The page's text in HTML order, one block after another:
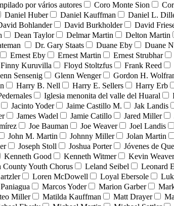
por vários autores Coro Monte Sion
Daniel Huber Daniel Kauffman Daniel L.
Bohlander David Burkholder David
Dean Taylor Delmar Martin Delton Martin
Dr. Gary Staats Duane Eby Duane
Ernest Eby Ernest Martin Ernest Strubhar
Finny Kuruvilla Floyd Stoltzfus Frank Reed
Sensenig Glenn Wenger Gordon H.
Harry B. Nell Harry E. Sellers Harry Erb
Iglesia menonita del valle del Huaral
Jacinto Yoder Jaime Castillo M. Jak Landis
James Wadel Jamie Catillo Jared Miller
Joe Bauman Joe Weaver Joel Landis
John M. Martin Johnny Miller Jolan Martin
Joseph Stoll Joshua Porter Jóvenes de
Kenneth Good Kenneth Witmer Kevin Weaver
County Youth Chorus Leland Seibel Leonard
Loren McDowell Loyal Ebersole
Marcos Yoder Marion Garber
Miller Matilda Kauffman Matt Drayer